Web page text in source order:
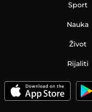
Sport
Nauka
Život
Rijaliti